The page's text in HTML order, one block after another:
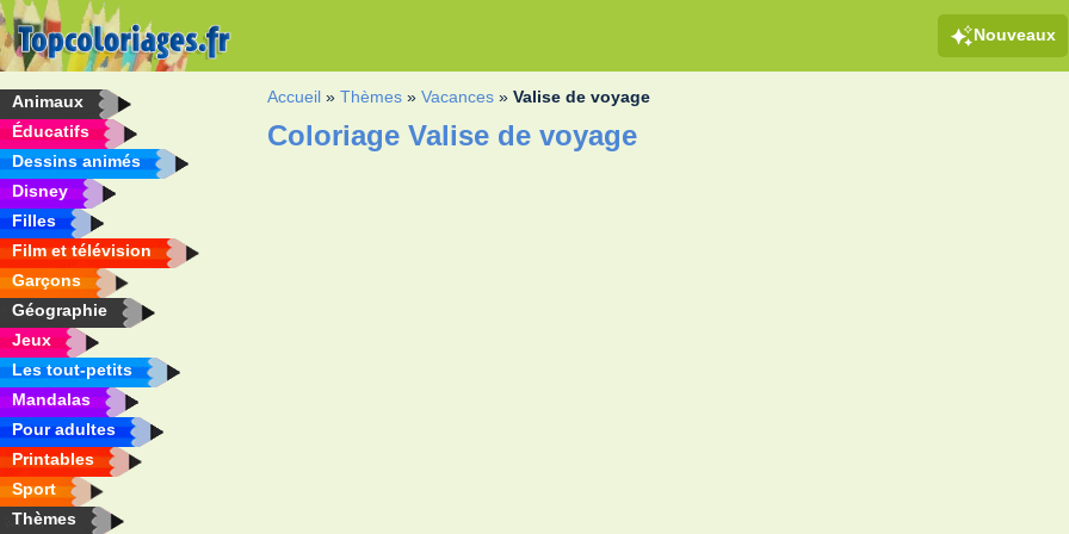
Nouveaux
Animaux
Éducatifs
Dessins animés
Disney
Filles
Film et télévision
Garçons
Géographie
Jeux
Les tout-petits
Mandalas
Pour adultes
Printables
Sport
Thèmes
Accueil »Thèmes »Vacances »Valise de voyage
Coloriage Valise de voyage